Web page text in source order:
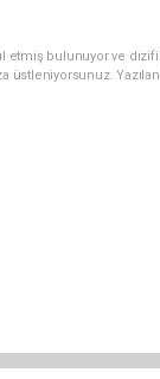
etmiş bulunuyor ve
üstleniyorsunuz.